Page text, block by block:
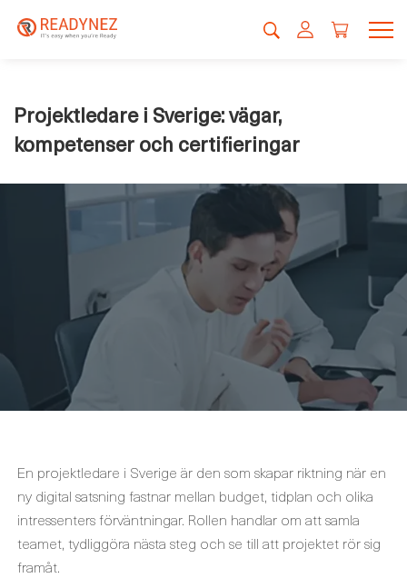
Projektledare i Sverige: vägar,
kompetenser och certifieringar
En projektledare i Sverige är den som skapar riktning när en
ny digital satsning fastnar mellan budget, tidplan och olika
intressenters förväntningar. Rollen handlar om att samla
teamet, tydliggöra nästa steg och se till att projektet rör sig
framåt.